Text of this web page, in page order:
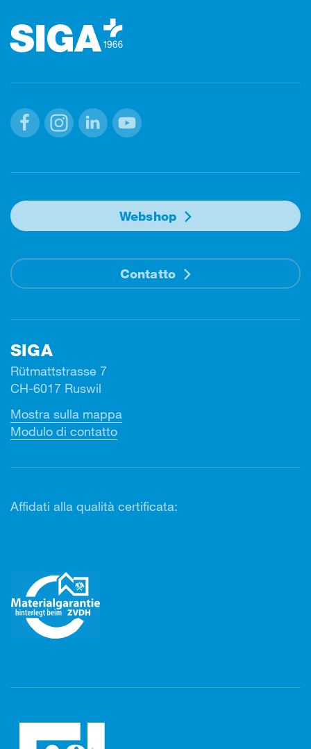
Webshop
Contatto
SIGA
Rütmattstrasse 7
CH-6017 Ruswil
Mostra sulla mappa
Modulo di contatto
Affidati alla qualità certificata: